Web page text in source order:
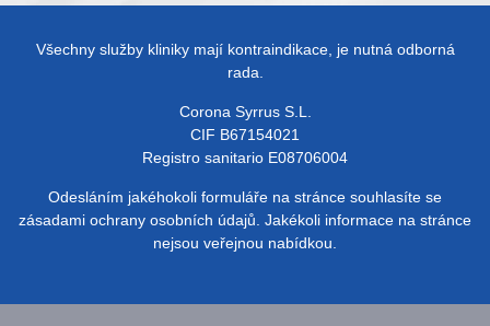
Všechny služby kliniky mají kontraindikace, je nutná odborná
rada.
Corona Syrrus S.L.
CIF B67154021
Registro sanitario E08706004
Odesláním jakéhokoli formuláře na stránce souhlasíte se
zásadami ochrany osobních údajů. Jakékoli informace na stránce
nejsou veřejnou nabídkou.